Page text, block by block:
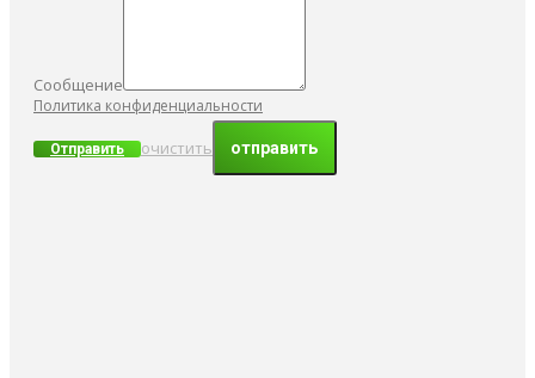
Сообщение
Политика конфиденциальности
Отправить очистить